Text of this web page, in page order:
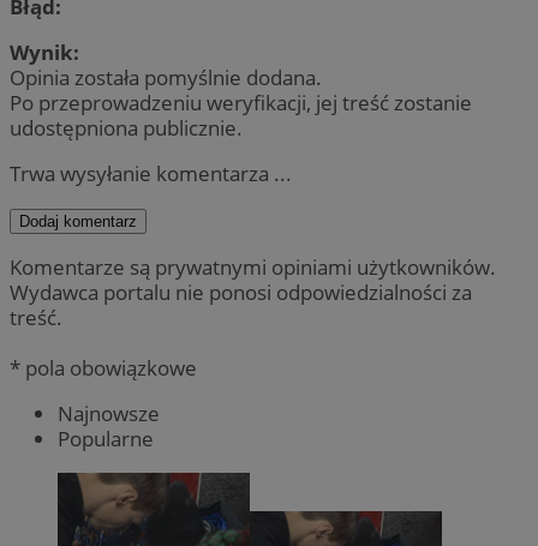
Błąd:
Wynik:
Opinia została pomyślnie dodana.
Po przeprowadzeniu weryfikacji, jej treść zostanie
udostępniona publicznie.
Trwa wysyłanie komentarza ...
Dodaj komentarz
Komentarze są prywatnymi opiniami użytkowników.
Wydawca portalu nie ponosi odpowiedzialności za
treść.
* pola obowiązkowe
Najnowsze
Popularne